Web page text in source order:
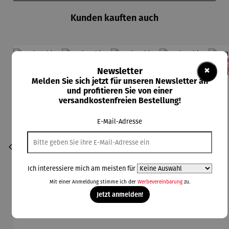
Kunden kauften auch
11% gespartRabatt
×
Newsletter
Melden Sie sich jetzt für unseren Newsletter an
und profitieren Sie von einer
versandkostenfreien Bestellung!
E-Mail-Adresse
Ich interessiere mich am meisten für
Mit einer Anmeldung stimme ich der Werbevereinbarungzu.
Jetzt anmelden!